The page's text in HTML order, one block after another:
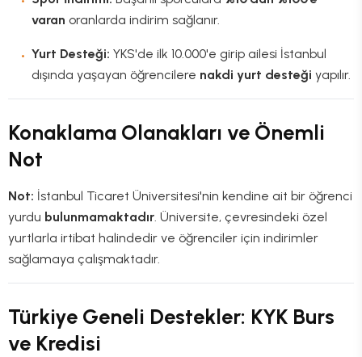
varan oranlarda indirim sağlanır.
Yurt Desteği: YKS'de ilk 10.000'e girip ailesi İstanbul
dışında yaşayan öğrencilere nakdi yurt desteği yapılır.
Konaklama Olanakları ve Önemli
Not
Not: İstanbul Ticaret Üniversitesi'nin kendine ait bir öğrenci
yurdu bulunmamaktadır . Üniversite, çevresindeki özel
yurtlarla irtibat halindedir ve öğrenciler için indirimler
sağlamaya çalışmaktadır.
Türkiye Geneli Destekler: KYK Burs
ve Kredisi